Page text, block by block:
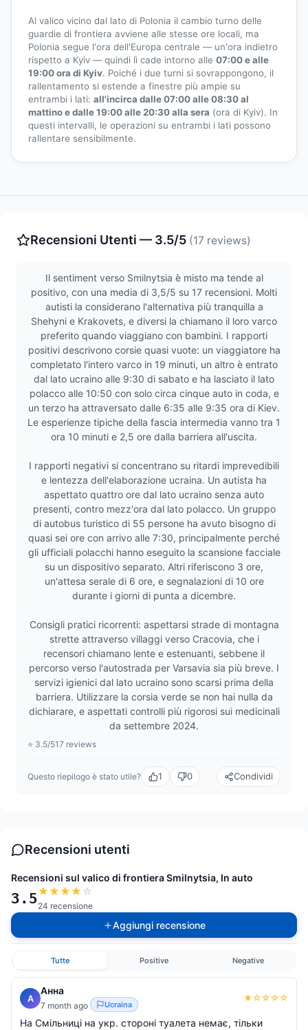
Al valico vicino dal lato di Polonia il cambio turno delle
guardie di frontiera avviene alle stesse ore locali, ma
Polonia segue l'ora dell'Europa centrale — un'ora indietro
rispetto a Kyiv — quindi lì cade intorno alle 07:00 e alle
19:00 ora di Kyiv. Poiché i due turni si sovrappongono, il
rallentamento si estende a finestre più ampie su
entrambi i lati: all'incirca dalle 07:00 alle 08:30 al
mattino e dalle 19:00 alle 20:30 alla sera (ora di Kyiv). In
questi intervalli, le operazioni su entrambi i lati possono
rallentare sensibilmente.
Recensioni Utenti — 3.5/5 (17 reviews)
Il sentiment verso Smilnytsia è misto ma tende al
positivo, con una media di 3,5/5 su 17 recensioni. Molti
autisti la considerano l'alternativa più tranquilla a
Shehyni e Krakovets, e diversi la chiamano il loro varco
preferito quando viaggiano con bambini. I rapporti
positivi descrivono corsie quasi vuote: un viaggiatore ha
completato l'intero varco in 19 minuti, un altro è entrato
dal lato ucraino alle 9:30 di sabato e ha lasciato il lato
polacco alle 10:50 con solo circa cinque auto in coda, e
un terzo ha attraversato dalle 6:35 alle 9:35 ora di Kiev.
Le esperienze tipiche della fascia intermedia vanno tra 1
ora 10 minuti e 2,5 ore dalla barriera all'uscita.
I rapporti negativi si concentrano su ritardi imprevedibili
e lentezza dell'elaborazione ucraina. Un autista ha
aspettato quattro ore dal lato ucraino senza auto
presenti, contro mezz'ora dal lato polacco. Un gruppo
di autobus turistico di 55 persone ha avuto bisogno di
quasi sei ore con arrivo alle 7:30, principalmente perché
gli ufficiali polacchi hanno eseguito la scansione facciale
su un dispositivo separato. Altri riferiscono 3 ore,
un'attesa serale di 6 ore, e segnalazioni di 10 ore
durante i giorni di punta a dicembre.
Consigli pratici ricorrenti: aspettarsi strade di montagna
strette attraverso villaggi verso Cracovia, che i
recensori chiamano lente e estenuanti, sebbene il
percorso verso l'autostrada per Varsavia sia più breve. I
servizi igienici dal lato ucraino sono scarsi prima della
barriera. Utilizzare la corsia verde se non hai nulla da
dichiarare, e aspettati controlli più rigorosi sui medicinali
da settembre 2024.
⭐ 3.5/517 reviews
Questo riepilogo è stato utile? 1 0 Condividi
Recensioni utenti
Recensioni sul valico di frontiera Smilnytsia, In auto
3.5★★★★ ☆
24 recensione
Aggiungi recensione
Tutte Positive Negative
А
Анна
7 month ago Ucraina
★☆☆☆☆
На Смільниці на укр. стороні туалета немає, тільки